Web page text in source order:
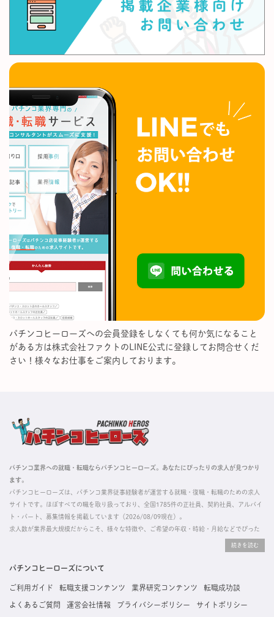
パチンコヒーローズへの会員登録をしなくても何か気になること
がある方は株式会社ファクトのLINE公式に登録してお問合せくだ
さい！様々なお仕事をご案内しております。
パチンコ業界への就職・転職ならパチンコヒーローズ。あなたにぴったりの求人が見つかり
ます。
パチンコヒーローズは、パチンコ業界従事経験者が運営する就職・復職・転職のための求人
サイトです。ほぼすべての職を取り扱っており、全国1785件の正社員、契約社員、アルバイ
ト・パート、募集情報を掲載しています（2026/08/09現在）。
求人数が業界最大規模だからこそ、様々な特徴や、ご希望の年収・時給・月給などでぴった
掲載している求人は、すべて契約法人様から寄せられた正規の求人情報です。応募いただい
た内容はすぐに直接事業所に届くためスムーズに転職・復職できます。
パチンコヒーローズについて
ご利用ガイド 転職支援コンテンツ 業界研究コンテンツ 転職成功談
よくあるご質問 運営会社情報 プライバシーポリシー サイトポリシー